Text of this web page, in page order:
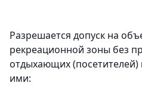
Разрешается допуск на
рекреационной зоны без
отдыхающих (посетителей)
ими: